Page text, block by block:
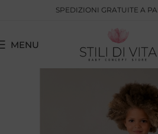
SPEDIZIONI GRATUITE A
MENU